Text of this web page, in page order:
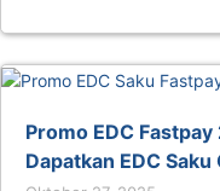
Promo EDC
Dapatkan EDC